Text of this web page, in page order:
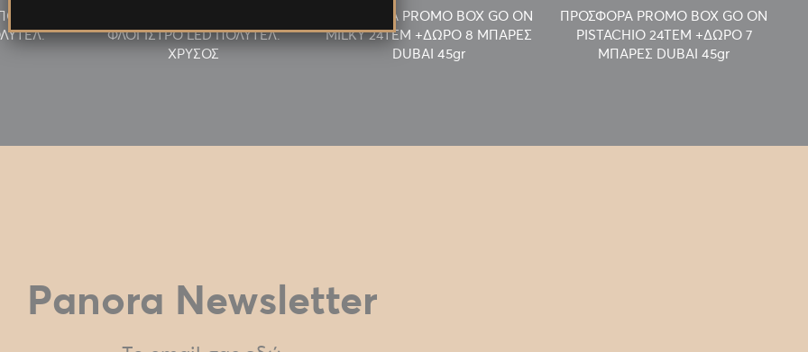
ΦΛΟΓΙΣΤΡΟ LED ΠΟΛΥΤΕΛ.
ΧΡΥΣΟΣ
ΠΡΟΣΦΟΡΑ PROMO BOX GO ON
MILKY 24TEM +ΔΩΡΟ 8 ΜΠΑΡΕΣ
DUBAI 45gr
ΠΡΟΣΦΟΡΑ PROMO BOX GO ON
PISTACHIO 24TEM +ΔΩΡΟ 7
ΜΠΑΡΕΣ DUBAI 45gr
Panora Newsletter